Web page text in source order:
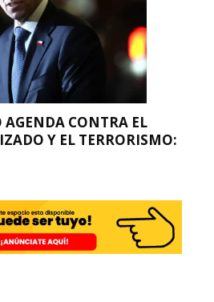
AGENDA CONTRA EL
Y EL TERRORISMO: